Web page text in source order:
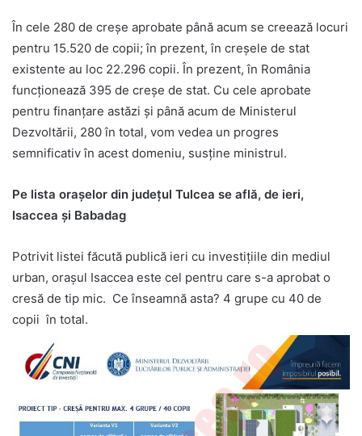
În cele 280 de creșe aprobate până acum se creează locuri
pentru 15.520 de copii; în prezent, în creșele de stat
existente au loc 22.296 copii. În prezent, în România
funcționează 395 de creșe de stat. Cu cele aprobate
pentru finanțare astăzi și până acum de Ministerul
Dezvoltării, 280 în total, vom vedea un progres
semnificativ în acest domeniu, susține ministrul.
Pe lista oraşelor din judeţul Tulcea se află, de ieri,
Isaccea şi Babadag
Potrivit listei făcută publică ieri cu investiţiile din mediul
urban, oraşul Isaccea este cel pentru care s-a aprobat o
cresă de tip mic. Ce înseamnă asta? 4 grupe cu 40 de
copii în total.